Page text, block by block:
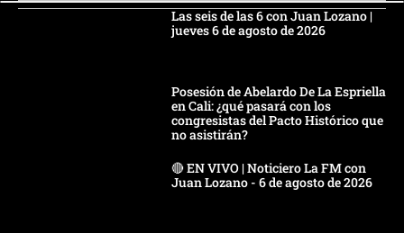
Las seis de las 6 con Juan Lozano |
jueves 6 de agosto de 2026
Posesión de Abelardo De La Espriella
en Cali: ¿qué pasará con los
congresistas del Pacto Histórico que
no asistirán?
🔴 EN VIVO | Noticiero La FM con
Juan Lozano - 6 de agosto de 2026